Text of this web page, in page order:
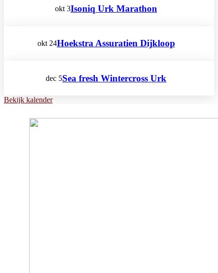
okt 3Isoniq Urk Marathon
okt 24Hoekstra Assuratien Dijkloop
dec 5Sea fresh Wintercross Urk
Bekijk kalender